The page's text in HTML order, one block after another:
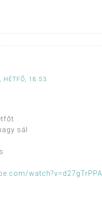
HÉTFŐ, 18:53
sál